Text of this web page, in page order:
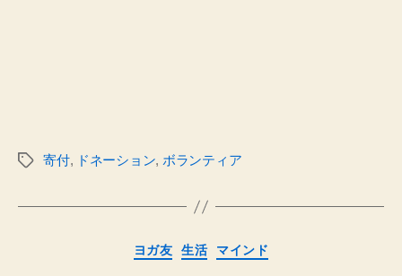
タ
寄付, ドネーション, ボランティア
カ
ヨガ友 生活 マインド